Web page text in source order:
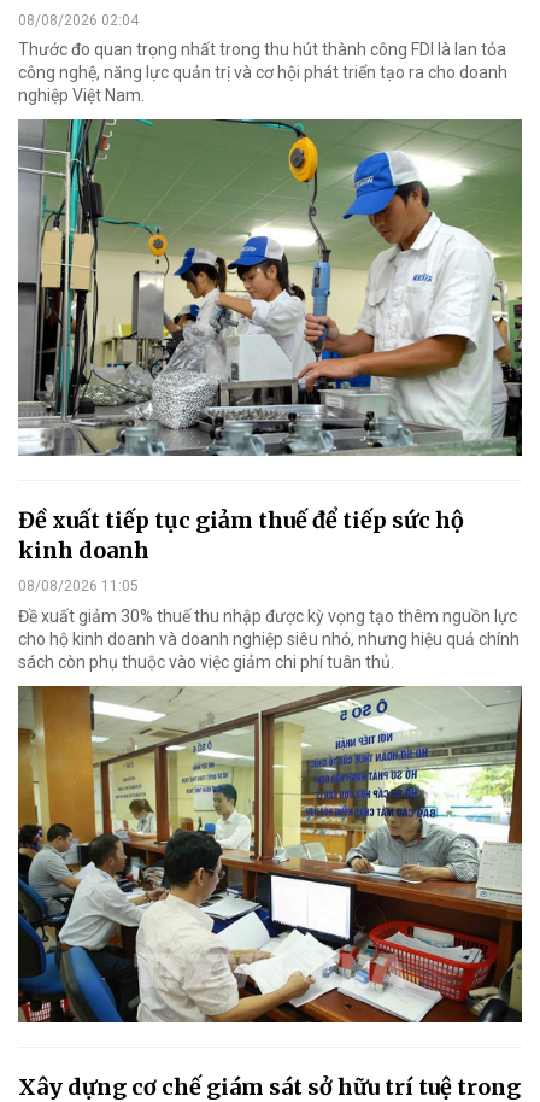
08/08/2026 02:04
Thước đo quan trọng nhất trong thu hút thành công FDI là lan tỏa
công nghệ, năng lực quản trị và cơ hội phát triển tạo ra cho doanh
nghiệp Việt Nam.
Đề xuất tiếp tục giảm thuế để tiếp sức hộ
kinh doanh
08/08/2026 11:05
Đề xuất giảm 30% thuế thu nhập được kỳ vọng tạo thêm nguồn lực
cho hộ kinh doanh và doanh nghiệp siêu nhỏ, nhưng hiệu quả chính
sách còn phụ thuộc vào việc giảm chi phí tuân thủ.
Xây dựng cơ chế giám sát sở hữu trí tuệ trong